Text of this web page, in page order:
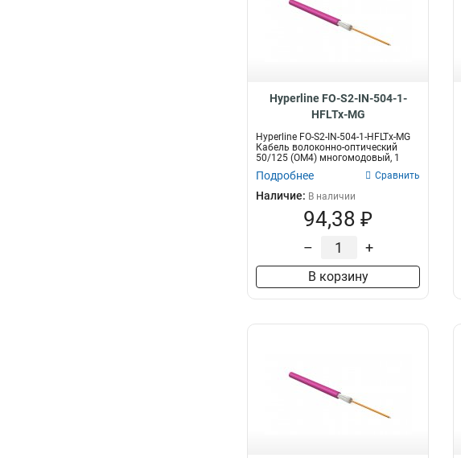
Hyperline FO-S2-IN-504-1-
HFLTx-MG
Hyperline FO-S2-IN-504-1-HFLTx-MG
Кабель волоконно-оптический
50/125 (OM4) многомодовый, 1
Подробнее Сравнить
Наличие: В наличии
94,38 ₽
– +
В корзину